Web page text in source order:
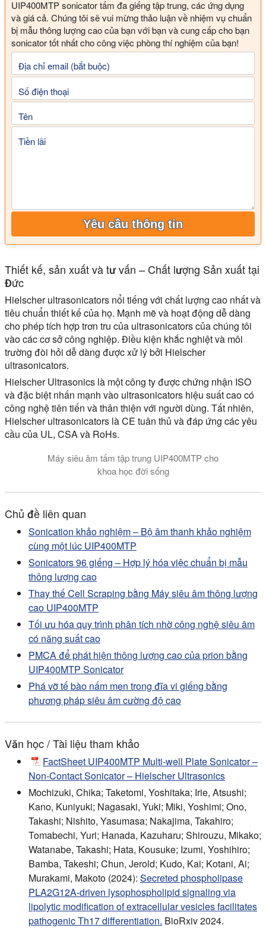
UIP400MTP sonicator tấm đa giếng tập trung, các ứng dụng
và giá cả. Chúng tôi sẽ vui mừng thảo luận về nhiệm vụ chuẩn
bị mẫu thông lượng cao của bạn với bạn và cung cấp cho bạn
sonicator tốt nhất cho công việc phòng thí nghiệm của bạn!
Địa chỉ email (bắt buộc)
Số điện thoại
Tên
Tiền lãi
Yêu cầu thông tin
Thiết kế, sản xuất và tư vấn – Chất lượng Sản xuất tại
Đức
Hielscher ultrasonicators nổi tiếng với chất lượng cao nhất và
tiêu chuẩn thiết kế của họ. Mạnh mẽ và hoạt động dễ dàng
cho phép tích hợp trơn tru của ultrasonicators của chúng tôi
vào các cơ sở công nghiệp. Điều kiện khắc nghiệt và môi
trường đòi hỏi dễ dàng được xử lý bởi Hielscher
ultrasonicators.
Hielscher Ultrasonics là một công ty được chứng nhận ISO
và đặc biệt nhấn mạnh vào ultrasonicators hiệu suất cao có
công nghệ tiên tiến và thân thiện với người dùng. Tất nhiên,
Hielscher ultrasonicators là CE tuân thủ và đáp ứng các yêu
cầu của UL, CSA và RoHs.
Máy siêu âm tấm tập trung UIP400MTP cho
khoa học đời sống
Chủ đề liên quan
Sonication khảo nghiệm – Bộ âm thanh khảo nghiệm
cùng một lúc UIP400MTP
Sonicators 96 giếng – Hợp lý hóa việc chuẩn bị mẫu
thông lượng cao
Thay thế Cell Scraping bằng Máy siêu âm thông lượng
cao UIP400MTP
Tối ưu hóa quy trình phân tích nhờ công nghệ siêu âm
có năng suất cao
PMCA để phát hiện thông lượng cao của prion bằng
UIP400MTP Sonicator
Phá vỡ tế bào nấm men trong đĩa vi giếng bằng
phương pháp siêu âm cường độ cao
Văn học / Tài liệu tham khảo
FactSheet UIP400MTP Multi-well Plate Sonicator –
Non-Contact Sonicator – Hielscher Ultrasonics
Mochizuki, Chika; Taketomi, Yoshitaka; Irie, Atsushi;
Kano, Kuniyuki; Nagasaki, Yuki; Miki, Yoshimi; Ono,
Takashi; Nishito, Yasumasa; Nakajima, Takahiro;
Tomabechi, Yuri; Hanada, Kazuharu; Shirouzu, Mikako;
Watanabe, Takashi; Hata, Kousuke; Izumi, Yoshihiro;
Bamba, Takeshi; Chun, Jerold; Kudo, Kai; Kotani, Ai;
Murakami, Makoto (2024): Secreted phospholipase
PLA2G12A-driven lysophospholipid signaling via
lipolytic modification of extracellular vesicles facilitates
pathogenic Th17 differentiation. BioRxiv 2024.